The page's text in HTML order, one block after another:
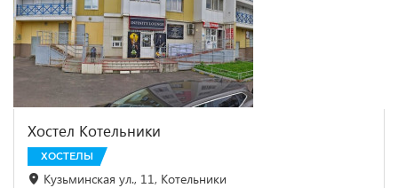
Хостел Котельники
ХОСТЕЛЫ
Кузьминская ул., 11, Котельники